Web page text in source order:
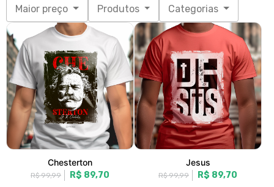
Maior preço Produtos Categorias
Chesterton
R$ 99,99 R$ 89,70
Jesus
R$ 99,99 R$ 89,70